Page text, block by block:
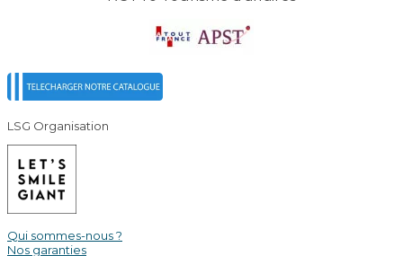
LSG Organisation
Qui sommes-nous ?
Nos garanties